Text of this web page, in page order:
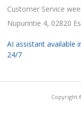
Customer Service
Nupurintie 4, 02820
AI assistant available
24/7
Copyright